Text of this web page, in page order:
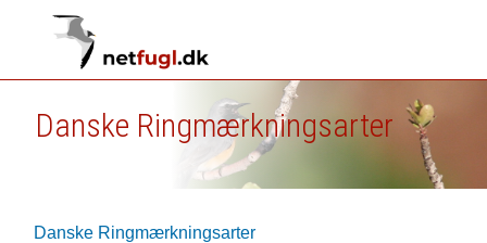
Danske Ringmærkningsarter
Danske Ringmærkningsarter